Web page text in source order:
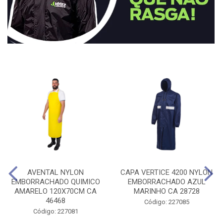
AVENTAL NYLON
EMBORRACHADO QUIMICO
AMARELO 120X70CM CA
46468
Código: 227081
CAPA VERTICE 4200 NYLON
EMBORRACHADO AZUL
MARINHO CA 28728
Código: 227085